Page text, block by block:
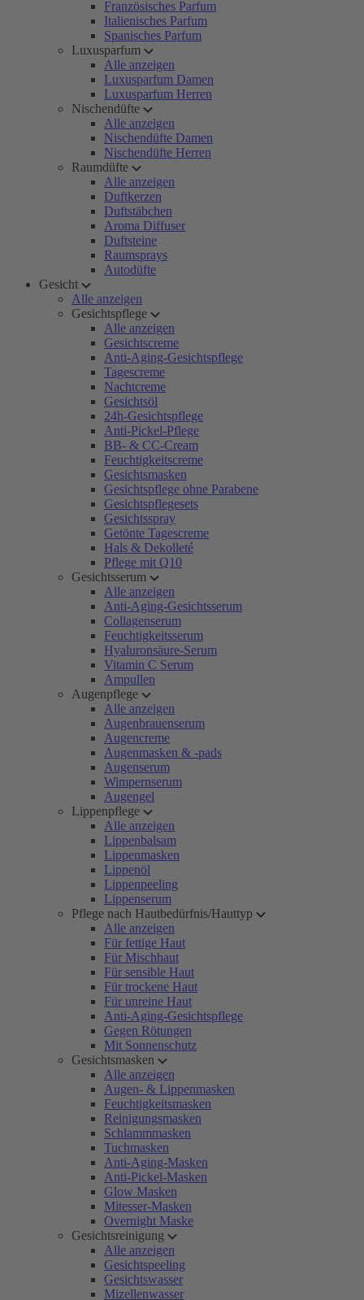
Französisches Parfum
Italienisches Parfum
Spanisches Parfum
Luxusparfum
Alle anzeigen
Luxusparfum Damen
Luxusparfum Herren
Nischendüfte
Alle anzeigen
Nischendüfte Damen
Nischendüfte Herren
Raumdüfte
Alle anzeigen
Duftkerzen
Duftstäbchen
Aroma Diffuser
Duftsteine
Raumsprays
Autodüfte
Gesicht
Alle anzeigen
Gesichtspflege
Alle anzeigen
Gesichtscreme
Anti-Aging-Gesichtspflege
Tagescreme
Nachtcreme
Gesichtsöl
24h-Gesichtspflege
Anti-Pickel-Pflege
BB- & CC-Cream
Feuchtigkeitscreme
Gesichtsmasken
Gesichtspflege ohne Parabene
Gesichtspflegesets
Gesichtsspray
Getönte Tagescreme
Hals & Dekolleté
Pflege mit Q10
Gesichtsserum
Alle anzeigen
Anti-Aging-Gesichtsserum
Collagenserum
Feuchtigkeitsserum
Hyaluronsäure-Serum
Vitamin C Serum
Ampullen
Augenpflege
Alle anzeigen
Augenbrauenserum
Augencreme
Augenmasken & -pads
Augenserum
Wimpernserum
Augengel
Lippenpflege
Alle anzeigen
Lippenbalsam
Lippenmasken
Lippenöl
Lippenpeeling
Lippenserum
Pflege nach Hautbedürfnis/Hauttyp
Alle anzeigen
Für fettige Haut
Für Mischhaut
Für sensible Haut
Für trockene Haut
Für unreine Haut
Anti-Aging-Gesichtspflege
Gegen Rötungen
Mit Sonnenschutz
Gesichtsmasken
Alle anzeigen
Augen- & Lippenmasken
Feuchtigkeitsmasken
Reinigungsmasken
Schlammmasken
Tuchmasken
Anti-Aging-Masken
Anti-Pickel-Masken
Glow Masken
Mitesser-Masken
Overnight Maske
Gesichtsreinigung
Alle anzeigen
Gesichtspeeling
Gesichtswasser
Mizellenwasser